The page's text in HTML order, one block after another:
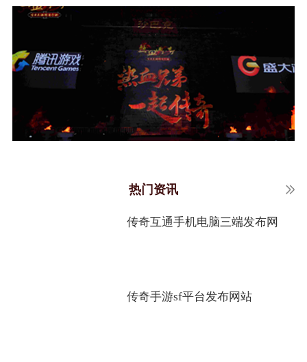
热门资讯
传奇互通手机电脑三端发布网
传奇手游sf平台发布网站